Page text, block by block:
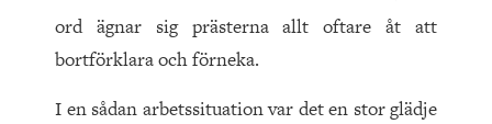
ord ägnar sig prästerna allt oftare åt att
bortförklara och förneka.
I en sådan arbetssituation var det en stor glädje